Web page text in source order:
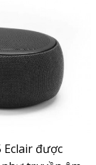
Eclair được